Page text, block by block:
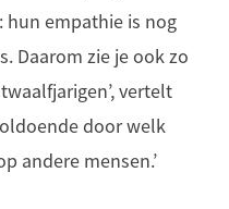
hun empathie is nog
Daarom zie je ook zo
vertelt
door welk
andere mensen.’